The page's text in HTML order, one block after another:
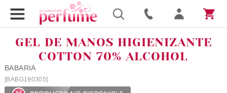
GEL DE MANOS HIGIENIZANTE
COTTON 70% ALCOHOL
BABARIA
[BABG190305]